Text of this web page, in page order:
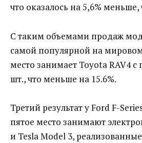
что оказалось на 5,6%
С таким объемами продаж
самой популярной на
место занимает Toyota RAV4 с
шт., что меньше на 15.6%.
Третий результат у Ford F-
пятое место занимают
и Tesla Model 3,